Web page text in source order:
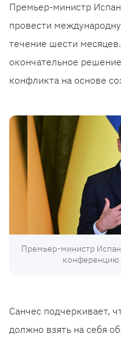
Премьер-министр
провести
течение шести
окончательное
конфликта на основе
Премьер-министр
конференцию
Санчес подчеркивает,
должно взять на себя